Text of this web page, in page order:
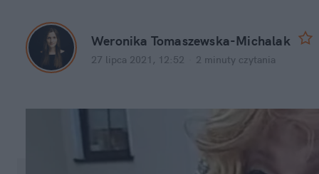
Weronika Tomaszewska-Michalak
27 lipca 2021, 12:52 2 minuty czytania